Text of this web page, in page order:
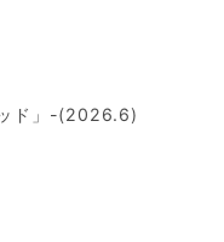
ド」-(2026.6)